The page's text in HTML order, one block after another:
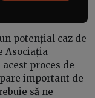
potențial caz de
Asociația
proces de
important de
să ne